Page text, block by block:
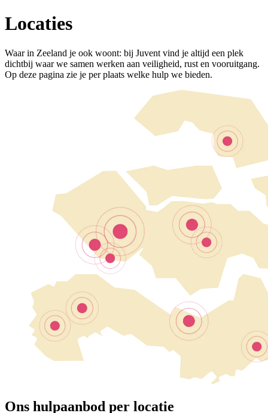
Locaties
Waar in Zeeland je ook woont: bij Juvent vind je altijd een plek
dichtbij waar we samen werken aan veiligheid, rust en vooruitgang.
Op deze pagina zie je per plaats welke hulp we bieden.
Ons hulpaanbod per locatie